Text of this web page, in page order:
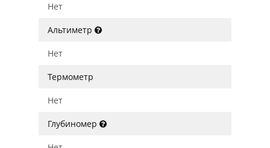
Нет
Альтиметр
Нет
Термометр
Нет
Глубиномер